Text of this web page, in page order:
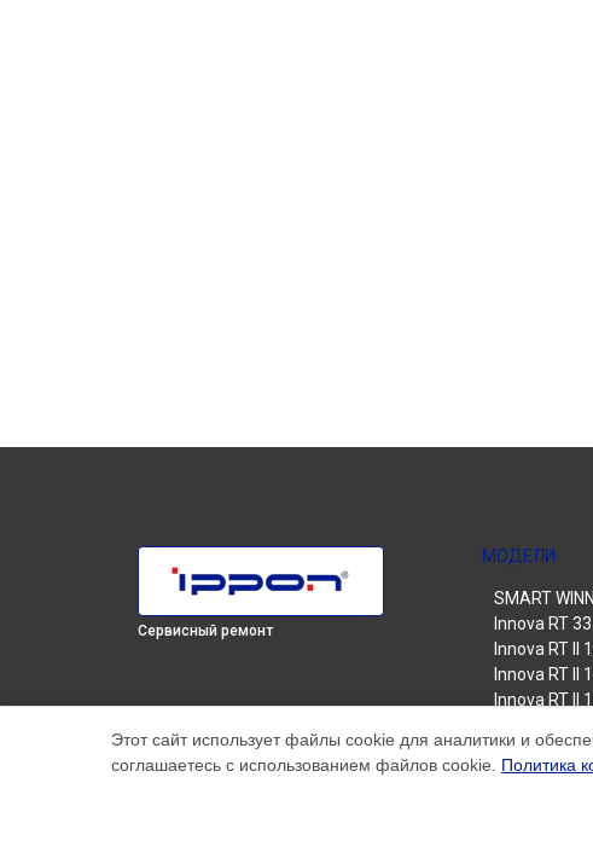
Сервисный ремонт
МОДЕЛИ
SMART
Innova RT
Innova RT II
Innova RT II
Innova RT II
Innova RT II
Smart
Этот сайт использует файлы cookie для аналитики и
соглашаетесь с использованием файлов cookie. Политика